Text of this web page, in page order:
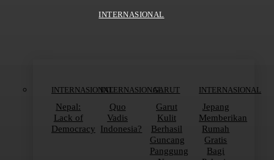
INTERNASIONAL
INTERNASIONAL
Nepal:
Lack of
Democracy
INTERNASIONAL
Quo
Vadis
Indonesia?
GARUT
Garut
Kulit
Berhasil
Guncang
Panggung
INTERNASIONAL
Jepang
Memberikan
Rumah
Gratis
Bagi